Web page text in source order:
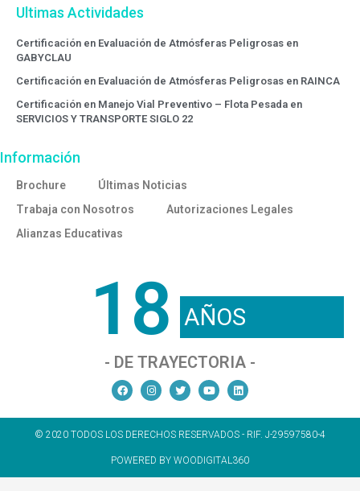
Ultimas Actividades
Certificación en Evaluación de Atmósferas Peligrosas en
GABYCLAU
Certificación en Evaluación de Atmósferas Peligrosas en RAINCA
Certificación en Manejo Vial Preventivo – Flota Pesada en
SERVICIOS Y TRANSPORTE SIGLO 22
Información
Brochure
Últimas Noticias
Trabaja con Nosotros
Autorizaciones Legales
Alianzas Educativas
18 AÑOS
- DE TRAYECTORIA -
© 2020 TODOS LOS DERECHOS RESERVADOS - RIF. J-29597580-4
POWERED BY WOODIGITAL360